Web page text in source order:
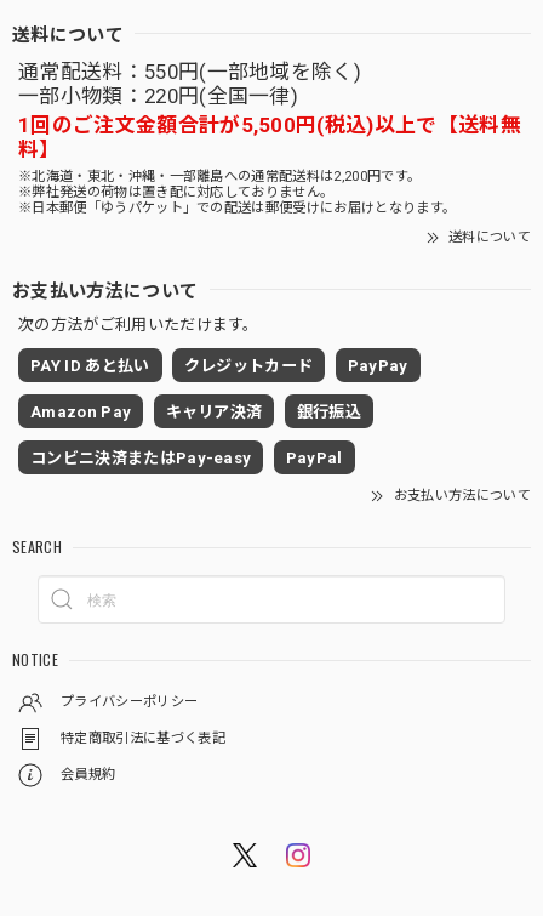
送料について
通常配送料：550円(一部地域を除く)
一部小物類：220円(全国一律)
1回のご注文金額合計が5,500円(税込)以上で【送料無
料】
※北海道・東北・沖縄・一部離島への通常配送料は2,200円です。
※弊社発送の荷物は置き配に対応しておりません。
※日本郵便「ゆうパケット」での配送は郵便受けにお届けとなります。
送料について
お支払い方法について
次の方法がご利用いただけます。
PAY ID あと払い クレジットカード PayPay
Amazon Pay キャリア決済 銀行振込
コンビニ決済またはPay-easy PayPal
お支払い方法について
SEARCH
NOTICE
プライバシーポリシー
特定商取引法に基づく表記
会員規約